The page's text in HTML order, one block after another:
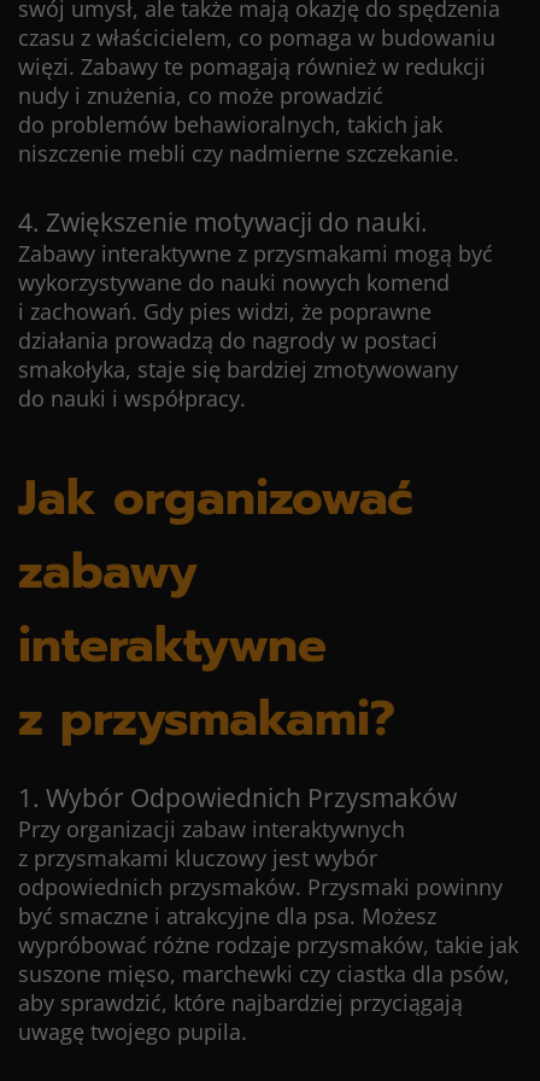
swój umysł, ale także mają okazję do spędzenia
czasu z właścicielem, co pomaga w budowaniu
więzi. Zabawy te pomagają również w redukcji
nudy i znużenia, co może prowadzić
do problemów behawioralnych, takich jak
niszczenie mebli czy nadmierne szczekanie.
4. Zwiększenie motywacji do nauki.
Zabawy interaktywne z przysmakami mogą być
wykorzystywane do nauki nowych komend
i zachowań. Gdy pies widzi, że poprawne
działania prowadzą do nagrody w postaci
smakołyka, staje się bardziej zmotywowany
do nauki i współpracy.
Jak organizować
zabawy
interaktywne
z przysmakami?
1. Wybór Odpowiednich Przysmaków
Przy organizacji zabaw interaktywnych
z przysmakami kluczowy jest wybór
odpowiednich przysmaków. Przysmaki powinny
być smaczne i atrakcyjne dla psa. Możesz
wypróbować różne rodzaje przysmaków, takie jak
suszone mięso, marchewki czy ciastka dla psów,
aby sprawdzić, które najbardziej przyciągają
uwagę twojego pupila.